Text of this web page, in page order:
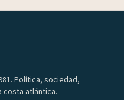
Política, sociedad,
atlántica.